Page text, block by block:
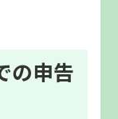
の申告